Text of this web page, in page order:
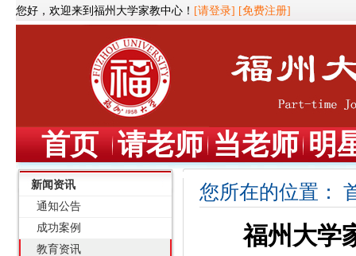
您好，欢迎来到福州大学家教中心！ [请登录] [免费注册]
首页 请老师 当老师 明
新闻资讯
通知公告
成功案例
教育资讯
您所在的位置：
福州大学